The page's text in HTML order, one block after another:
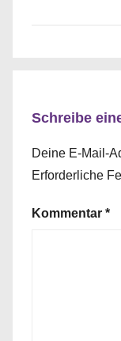
Schreibe
Deine E-Mail-
Erforderliche
Kommentar *